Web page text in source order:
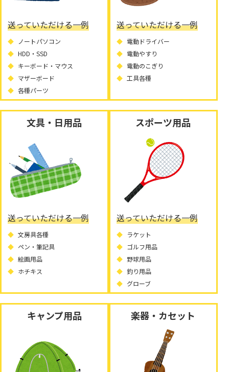
送っていただける一例
ノートパソコン
HDD・SSD
キーボード・マウス
マザーボード
各種パーツ
送っていただける一例
電動ドライバー
電動やすり
電動のこぎり
工具各種
文具・日用品
送っていただける一例
文房具各種
ペン・筆記具
絵画用品
ホチキス
スポーツ用品
送っていただける一例
ラケット
ゴルフ用品
野球用品
釣り用品
グローブ
キャンプ用品 楽器・カセット